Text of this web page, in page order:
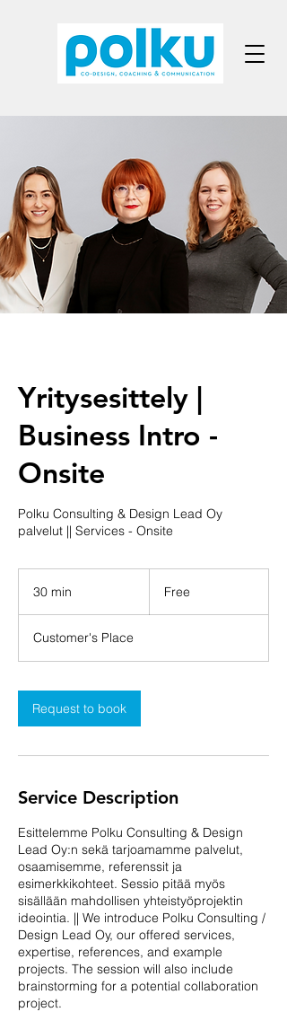
Yritysesittely |
Business Intro -
Onsite
Polku Consulting & Design Lead Oy
palvelut || Services - Onsite
30 min
i
n
Free
Customer's Place
Request to book
Service Description
Esittelemme Polku Consulting & Design
Lead Oy:n sekä tarjoamamme palvelut,
osaamisemme, referenssit ja
esimerkkikohteet. Sessio pitää myös
sisällään mahdollisen yhteistyöprojektin
ideointia. || We introduce Polku Consulting /
Design Lead Oy, our offered services,
expertise, references, and example
projects. The session will also include
brainstorming for a potential collaboration
project.